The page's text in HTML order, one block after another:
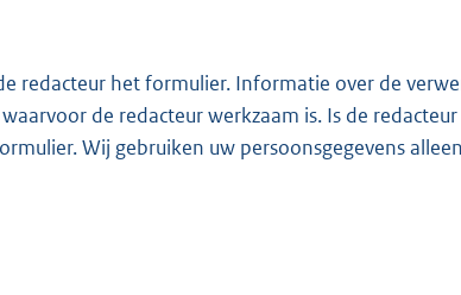
redacteur het formulier. Informatie over de
is. Is de redacteur niet bekend, ontvangen
Wij gebruiken uw persoonsgegevens